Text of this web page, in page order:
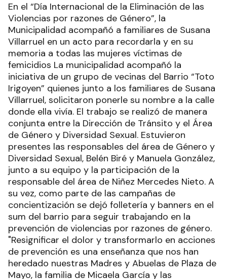
En el “Día Internacional de la Eliminación de las
Violencias por razones de Género”, la
Municipalidad acompañó a familiares de Susana
Villarruel en un acto para recordarla y en su
memoria a todas las mujeres víctimas de
femicidios La municipalidad acompañó la
iniciativa de un grupo de vecinas del Barrio “Toto
Irigoyen” quienes junto a los familiares de Susana
Villarruel, solicitaron ponerle su nombre a la calle
donde ella vivía. El trabajo se realizó de manera
conjunta entre la Dirección de Tránsito y el Área
de Género y Diversidad Sexual. Estuvieron
presentes las responsables del área de Género y
Diversidad Sexual, Belén Biré y Manuela González,
junto a su equipo y la participación de la
responsable del área de Niñez Mercedes Nieto. A
su vez, como parte de las campañas de
concientización se dejó folletería y banners en el
sum del barrio para seguir trabajando en la
prevención de violencias por razones de género.
"Resignificar el dolor y transformarlo en acciones
de prevención es una enseñanza que nos han
heredado nuestras Madres y Abuelas de Plaza de
Mayo, la familia de Micaela García y las